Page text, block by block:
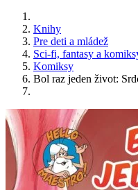
Knihy
Pre deti a mládež
Sci-fi, fantasy a
Komiksy
Bol raz jeden život: